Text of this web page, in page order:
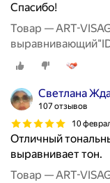
Спасибо!
Товар — ART-
Светлана
107 отзывов
10
Отличный
выравнивает тон.
Товар — ART-